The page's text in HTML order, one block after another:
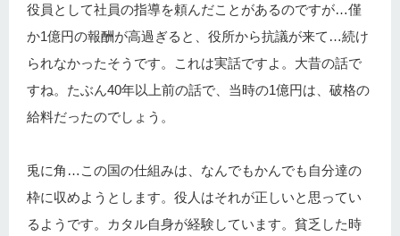
役員として社員の指導を頼んだことがあるのですが…僅
か1億円の報酬が高過ぎると、役所から抗議が来て…続け
られなかったそうです。これは実話ですよ。大昔の話で
すね。たぶん40年以上前の話で、当時の1億円は、破格の
給料だったのでしょう。
兎に角…この国の仕組みは、なんでもかんでも自分達の
枠に収めようとします。役人はそれが正しいと思ってい
るようです。カタル自身が経験しています。貧乏した時